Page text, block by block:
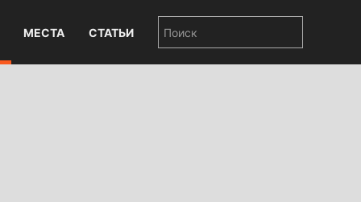
МЕСТА СТАТЬИ